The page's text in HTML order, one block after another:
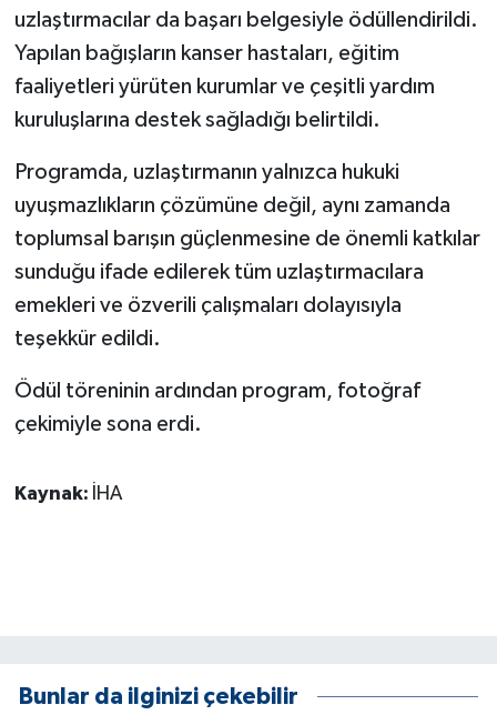
uzlaştırmacılar da başarı belgesiyle ödüllendirildi.
Yapılan bağışların kanser hastaları, eğitim
faaliyetleri yürüten kurumlar ve çeşitli yardım
kuruluşlarına destek sağladığı belirtildi.
Programda, uzlaştırmanın yalnızca hukuki
uyuşmazlıkların çözümüne değil, aynı zamanda
toplumsal barışın güçlenmesine de önemli katkılar
sunduğu ifade edilerek tüm uzlaştırmacılara
emekleri ve özverili çalışmaları dolayısıyla
teşekkür edildi.
Ödül töreninin ardından program, fotoğraf
çekimiyle sona erdi.
Kaynak: İHA
Bunlar da ilginizi çekebilir
SİYASET
SPOR HABERLERİ
TEKNOLOJİ
Turizm
ÜLKE GÜNDEMİ
YAŞAM
YEREL